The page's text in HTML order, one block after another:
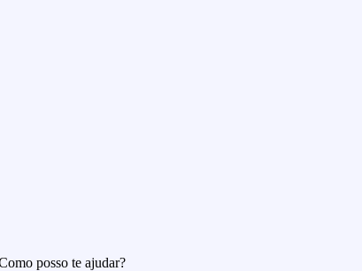
posso te ajudar?